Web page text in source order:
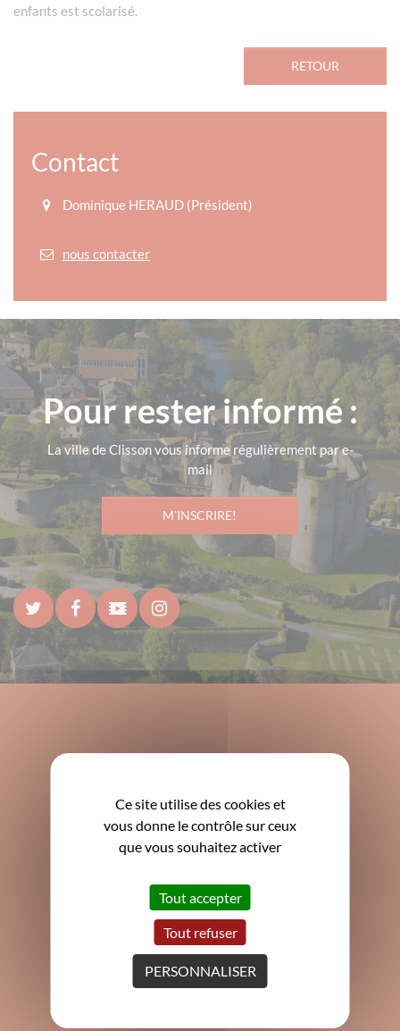
enfants est scolarisé.
RETOUR
Contact
Dominique HERAUD (Président)
nous contacter
Pour rester informé :
La ville de Clisson vous informe régulièrement par e-
mail
M'INSCRIRE!
44190 Clisson
02 40 80 17 80
contact@mairie-clisson.fr
ACCUEIL
lundi au vendredi: 9h - 12h15 et 13h30 - 17h
Le 2ème et 4èmesamedidu mois de 9h à 12h
Ce site utilise des cookies et
vous donne le contrôle sur ceux
que vous souhaitez activer
Tout accepter
Tout refuser
PERSONNALISER